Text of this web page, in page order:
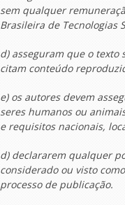
sem qualquer
Brasileira de Tecnologias
d) asseguram que o
citam conteúdo
e) os autores devem
seres humanos ou
e requisitos nacionais,
d) declararem qualquer
considerado ou visto
processo de publicação.